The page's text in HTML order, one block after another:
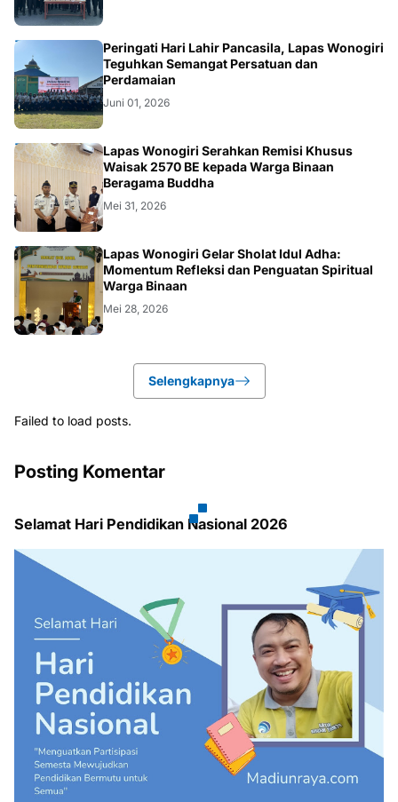
WONOGIRI
Peringati Hari Lahir Pancasila, Lapas Wonogiri
Teguhkan Semangat Persatuan dan
Perdamaian
Juni 01, 2026
WONOGIRI
Lapas Wonogiri Serahkan Remisi Khusus
Waisak 2570 BE kepada Warga Binaan
Beragama Buddha
Mei 31, 2026
WONOGIRI
Lapas Wonogiri Gelar Sholat Idul Adha:
Momentum Refleksi dan Penguatan Spiritual
Warga Binaan
Mei 28, 2026
Selengkapnya
Failed to load posts.
Posting Komentar
Selamat Hari Pendidikan Nasional 2026